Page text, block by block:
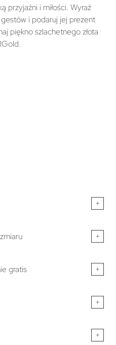
przyjaźni i miłości. Wyraź
i podaruj jej prezent
piękno szlachetnego złota
+
+
gratis +
+
+